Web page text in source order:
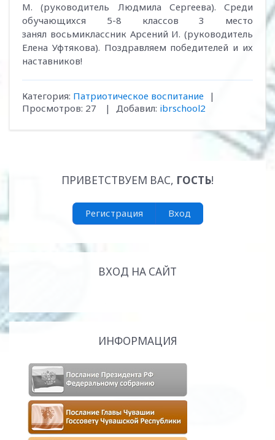
М. (руководитель Людмила Сергеева). Среди
обучающихся 5-8 классов 3 место
занял восьмиклассник Арсений И. (руководитель
Елена Уфтякова). Поздравляем победителей и их
наставников!
Категория: Патриотическое воспитание
|
Просмотров: 27 | Добавил: ibrschool2
ПРИВЕТСТВУЕМ ВАС, ГОСТЬ!
Регистрация Вход
ВХОД НА САЙТ
ИНФОРМАЦИЯ